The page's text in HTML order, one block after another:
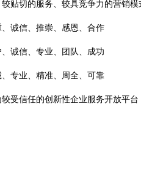
贴切的服务、较具竞争力的营销模
诚信、推崇、感恩、合作
诚信、专业、团队、成功
专业、精准、周全、可靠
受信任的创新性企业服务开放平台